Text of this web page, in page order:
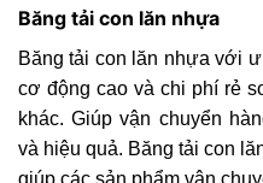
Băng tải con lăn nhựa
Băng tải con lăn nhựa với
cơ động cao và chi phí rẻ
khác. Giúp vận chuyển
và hiệu quả. Băng tải con
giúp các sản phẩm vận